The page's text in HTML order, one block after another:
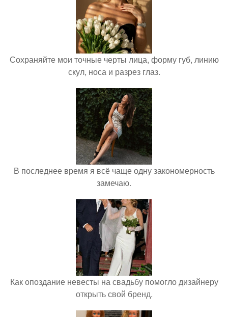
Сохраняйте мои точные черты лица, форму губ, линию
скул, носа и разрез глаз.
В последнее время я всё чаще одну закономерность
замечаю.
Как опоздание невесты на свадьбу помогло дизайнеру
открыть свой бренд.